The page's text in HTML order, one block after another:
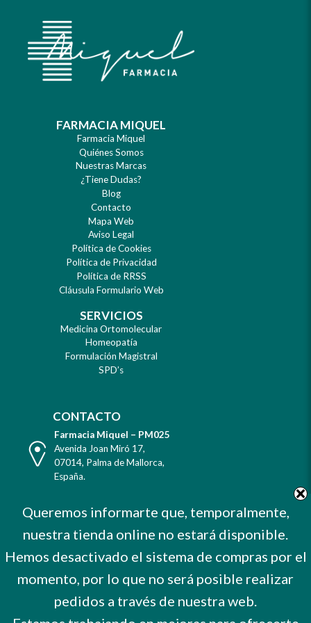
FARMACIA MIQUEL
Farmacia Miquel
Quiénes Somos
Nuestras Marcas
¿Tiene Dudas?
Blog
Contacto
Mapa Web
Aviso Legal
Política de Cookies
Política de Privacidad
Política de RRSS
Cláusula Formulario Web
SERVICIOS
Medicina Ortomolecular
Homeopatía
Formulación Magistral
SPD’s
CONTACTO
Farmacia Miquel – PM025
Dirección
Avenida Joan Miró 17,
07014, Palma de Mallorca,
España.
Celular
Mvl. 606 373 503
E-
farmacia@farmaciamiquel.com
Horario
De Lunes a Sábado
9 a 21 hrs.
No cerramos por vacaciones
Queremos informarte que, temporalmente,
nuestra tienda online no estará disponible.
Hemos desactivado el sistema de compras por el
momento, por lo que no será posible realizar
pedidos a través de nuestra web.